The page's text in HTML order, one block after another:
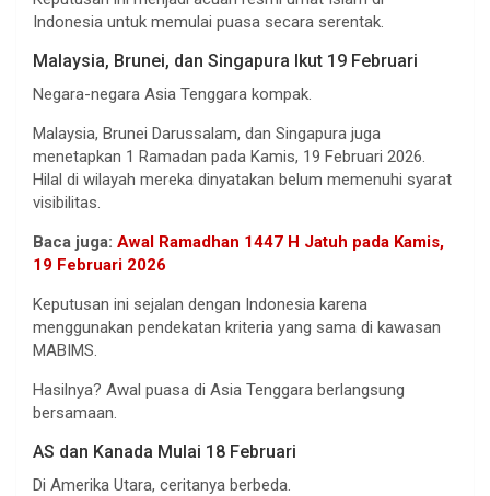
Indonesia untuk memulai puasa secara serentak.
Malaysia, Brunei, dan Singapura Ikut 19 Februari
Negara-negara Asia Tenggara kompak.
Malaysia, Brunei Darussalam, dan Singapura juga
menetapkan 1 Ramadan pada Kamis, 19 Februari 2026.
Hilal di wilayah mereka dinyatakan belum memenuhi syarat
visibilitas.
Baca juga: Awal Ramadhan 1447 H Jatuh pada Kamis,
19 Februari 2026
Keputusan ini sejalan dengan Indonesia karena
menggunakan pendekatan kriteria yang sama di kawasan
MABIMS.
Hasilnya? Awal puasa di Asia Tenggara berlangsung
bersamaan.
AS dan Kanada Mulai 18 Februari
Di Amerika Utara, ceritanya berbeda.